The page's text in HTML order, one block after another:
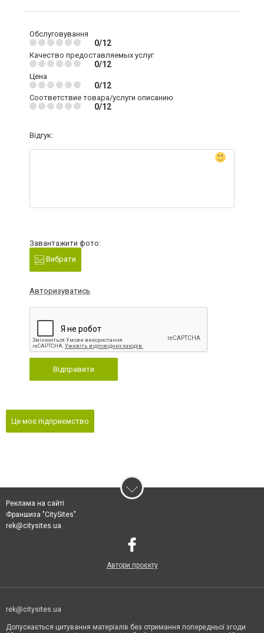
Обслуговування
0/12
Качество предоставляемых услуг
0/12
Цена
0/12
Соответствие товара/услуги описанию
0/12
Відгук:
Завантажити фото:
Вибрати
Авторизуватись
Відправити
Це моє підприємство
Реклама на сайті
Франшиза "CitySites"
rek@citysites.ua
Автори проєкту
rek@citysites.ua
Допускається цитування матеріалів без отримання попередньої згоди